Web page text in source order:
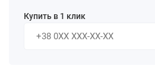
Купить в 1 клик